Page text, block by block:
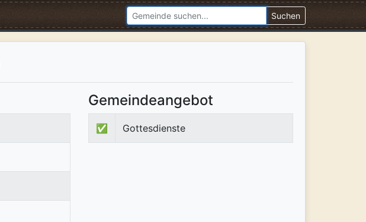
Suchen
Gemeindeangebot
✅ Gottesdienste